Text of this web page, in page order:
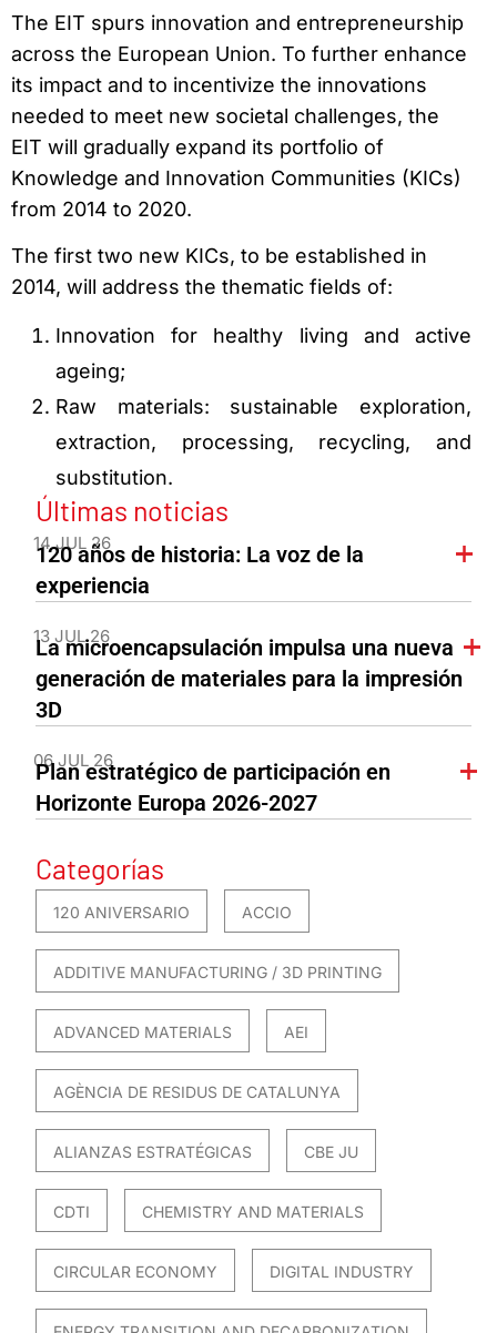
The EIT spurs innovation and entrepreneurship
across the European Union. To further enhance
its impact and to incentivize the innovations
needed to meet new societal challenges, the
EIT will gradually expand its portfolio of
Knowledge and Innovation Communities (KICs)
from 2014 to 2020.
The first two new KICs, to be established in
2014, will address the thematic fields of:
Innovation for healthy living and active
ageing;
Raw materials: sustainable exploration,
extraction, processing, recycling, and
substitution.
Últimas noticias
14 JUL 26
120 años de historia: La voz de la
experiencia
13 JUL 26
La microencapsulación impulsa una nueva
generación de materiales para la impresión
3D
06 JUL 26
Plan estratégico de participación en
Horizonte Europa 2026-2027
Categorías
120 ANIVERSARIO ACCIO
ADDITIVE MANUFACTURING / 3D PRINTING
ADVANCED MATERIALS AEI
AGÈNCIA DE RESIDUS DE CATALUNYA
ALIANZAS ESTRATÉGICAS CBE JU
CDTI CHEMISTRY AND MATERIALS
CIRCULAR ECONOMY DIGITAL INDUSTRY